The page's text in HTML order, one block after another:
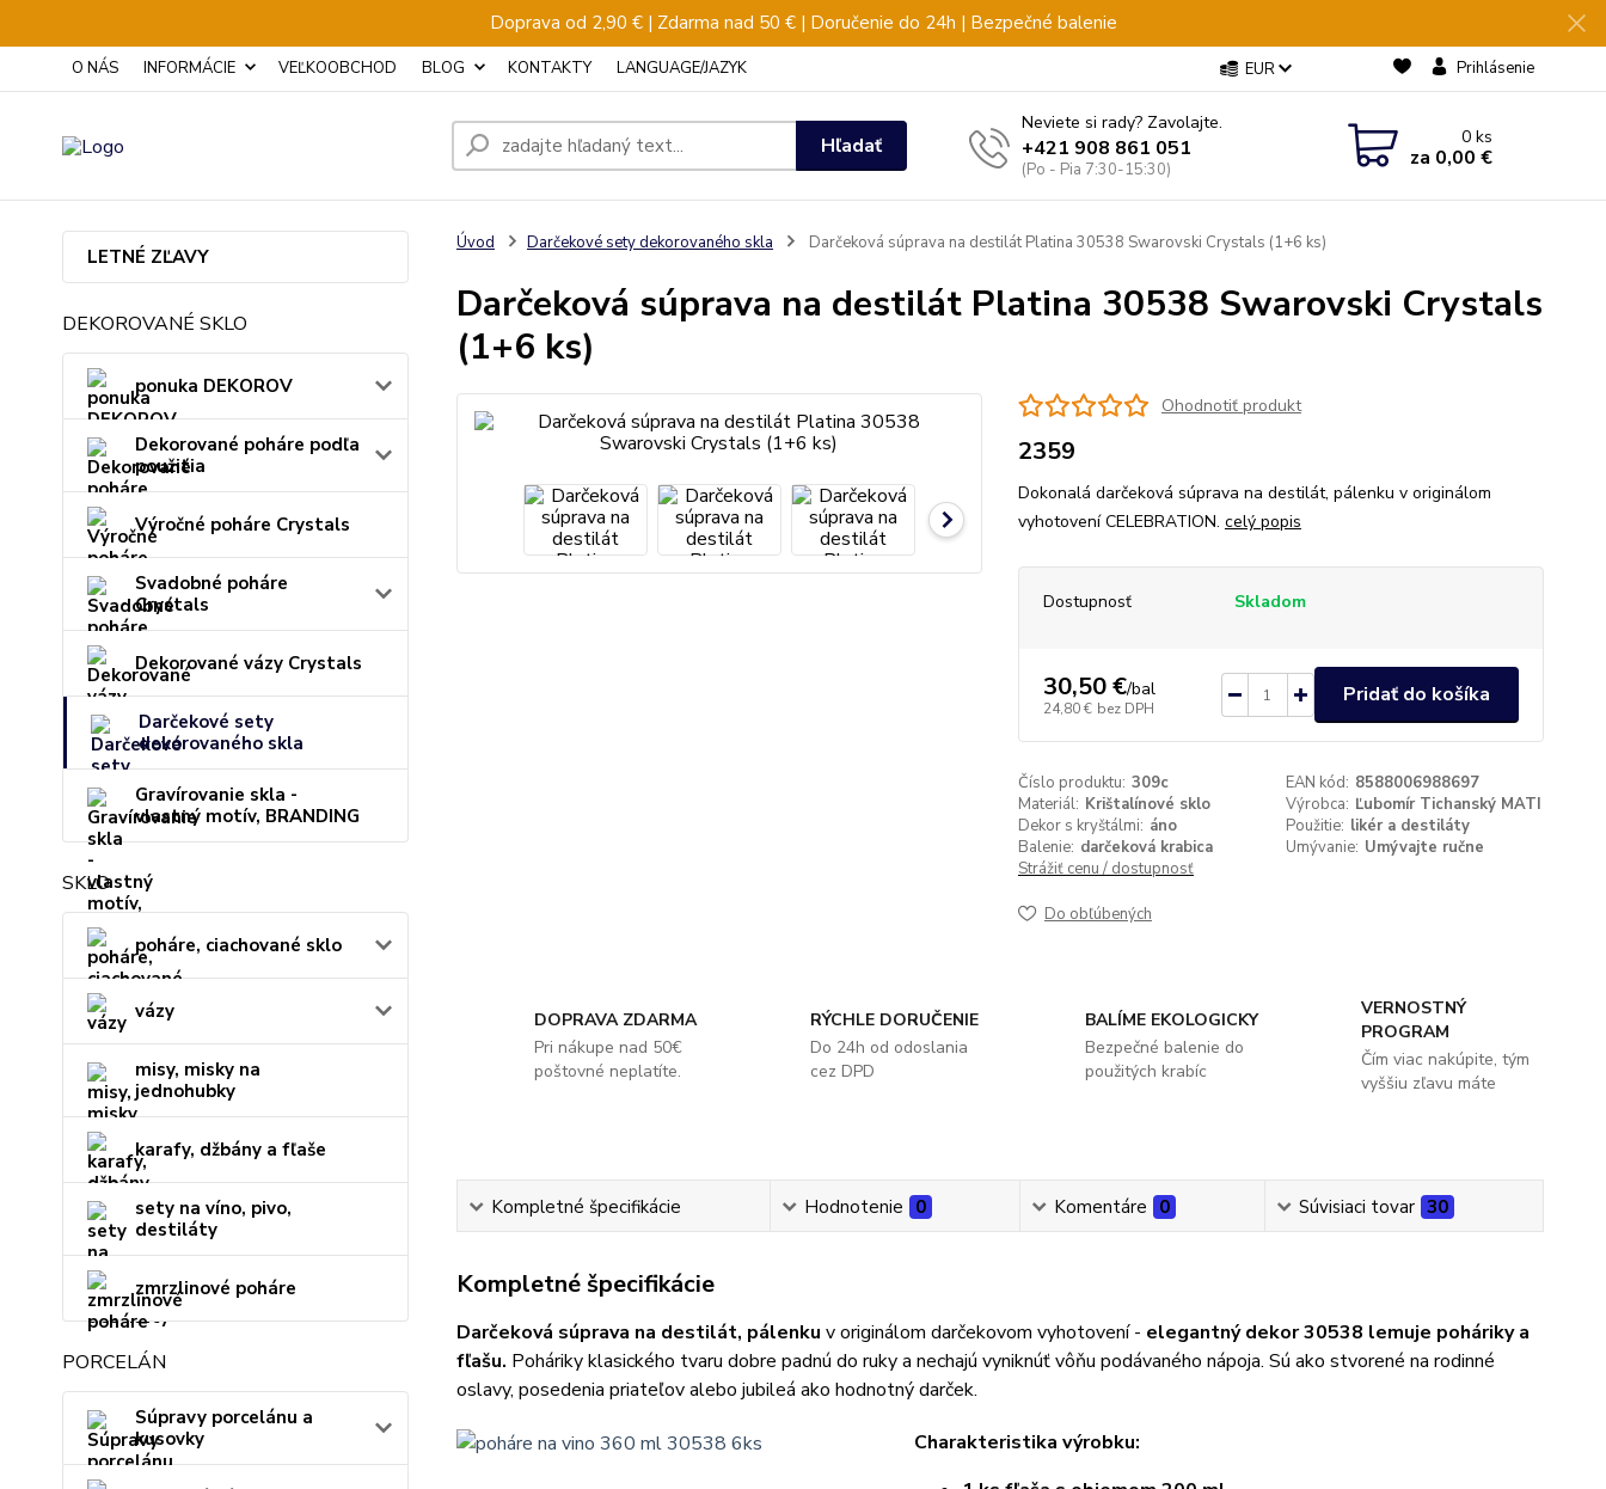
Doprava od 2,90 € | Zdarma nad 50 € | Doručenie do 24h | Bezpečné balenie
O NÁS INFORMÁCIE VEĽKOOBCHOD BLOG KONTAKTY LANGUAGE/JAZYK EUR Prihlásenie
Hľadať
Neviete si rady? Zavolajte.
+421 908 861 051
(Po - Pia 7:30-15:30)
0ks
za 0,00 €
LETNÉ ZĽAVY
DEKOROVANÉ SKLO
ponuka DEKOROV
Dekorované poháre podľa
použitia
Výročné poháre Crystals
Svadobné poháre
Crystals
Dekorované vázy Crystals
Darčekové sety
dekorovaného skla
Gravírovanie skla -
vlastný motív, BRANDING
SKLO
poháre, ciachované sklo
vázy
misy, misky na
jednohubky
karafy, džbány a fľaše
sety na víno, pivo,
destiláty
zmrzlinové poháre
PORCELÁN
Súpravy porcelánu a
kusovky
Úvod Darčekové sety dekorovaného skla Darčeková súprava na destilát Platina 30538 Swarovski Crystals (1+6 ks)
Darčeková súprava na destilát Platina 30538 Swarovski Crystals
(1+6 ks)
Ohodnotiť produkt
2359
Dokonalá darčeková súprava na destilát, pálenku v originálom
vyhotovení CELEBRATION. celý popis
Dostupnosť Skladom
30,50 €/bal
24,80 € bez DPH
Pridať do košíka
Číslo produktu: 309c EAN kód: 8588006988697
Materiál: Krištalínové sklo Výrobca: Ľubomír Tichanský MATI
Dekor s kryštálmi: áno Použitie: likér a destiláty
Balenie: darčeková krabica Umývanie: Umývajte ručne
Strážiť cenu / dostupnosť
Do obľúbených
DOPRAVA ZDARMA
Pri nákupe nad 50€
poštovné neplatíte.
RÝCHLE DORUČENIE
Do 24h od odoslania
cez DPD
BALÍME EKOLOGICKY
Bezpečné balenie do
použitých krabíc
VERNOSTNÝ
PROGRAM
Čím viac nakúpite, tým
vyššiu zľavu máte
Kompletné špecifikácie Hodnotenie 0 Komentáre 0 Súvisiaci tovar 30
Kompletné špecifikácie
Darčeková súprava na destilát, pálenku v originálom darčekovom vyhotovení - elegantný dekor 30538 lemuje poháriky a
fľašu. Poháriky klasického tvaru dobre padnú do ruky a nechajú vyniknúť vôňu podávaného nápoja. Sú ako stvorené na rodinné
oslavy, posedenia priateľov alebo jubileá ako hodnotný darček.
Charakteristika výrobku: